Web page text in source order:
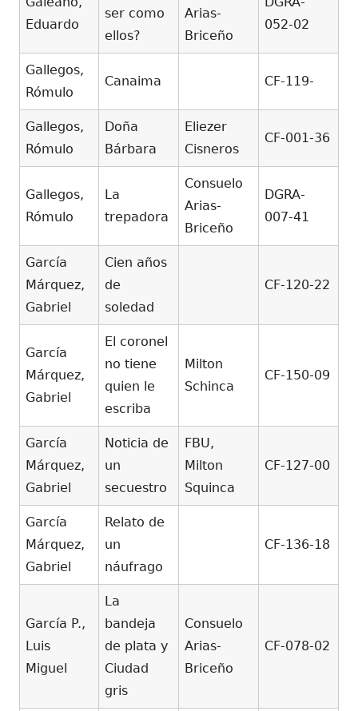
Eduardo
ser como
ellos?
Arias-
Briceño
052-02
Gallegos,
Rómulo
Canaima CF-119-
Gallegos,
Rómulo
Doña
Bárbara
Eliezer
Cisneros
CF-001-36
Gallegos,
Rómulo
La
trepadora
Consuelo
Arias-
Briceño
DGRA-
007-41
García
Márquez,
Gabriel
Cien años
de
soledad
CF-120-22
García
Márquez,
Gabriel
El coronel
no tiene
quien le
escriba
Milton
Schinca
CF-150-09
García
Márquez,
Gabriel
Noticia de
un
secuestro
FBU,
Milton
Squinca
CF-127-00
García
Márquez,
Gabriel
Relato de
un
náufrago
CF-136-18
García P.,
Luis
Miguel
La
bandeja
de plata y
Ciudad
gris
Consuelo
Arias-
Briceño
CF-078-02